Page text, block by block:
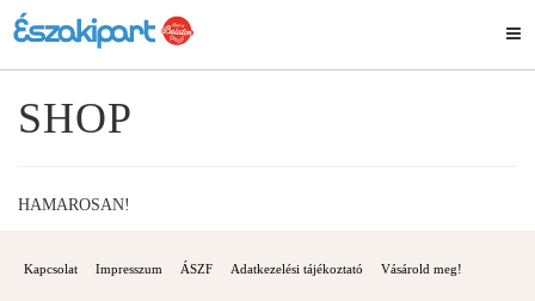
SHOP
HAMAROSAN!
Kapcsolat Impresszum ÁSZF Adatkezelési tájékoztató Vásárold meg!